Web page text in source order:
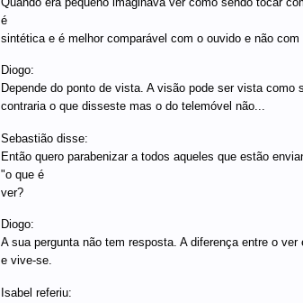
é
sintética e é melhor comparável com o ouvido e não com
Diogo:
Depende do ponto de vista. A visão pode ser vista
contraria o que disseste mas o do telemóvel não...
Sebastião disse:
Então quero parabenizar a todos aqueles que estão
"o que é
ver?
Diogo:
A sua pergunta não tem resposta. A diferença entre o
e vive-se.
Isabel referiu: